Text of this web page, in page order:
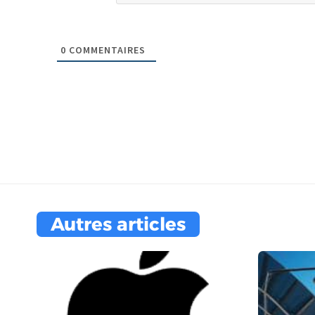
0 COMMENTAIRES
Autres articles